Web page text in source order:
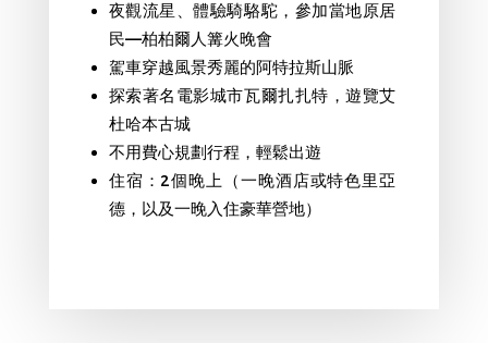
夜觀流星、體驗騎駱駝，參加當地原居
民—柏柏爾人篝火晚會
駕車穿越風景秀麗的阿特拉斯山脈
探索著名電影城市瓦爾扎扎特，遊覽艾
杜哈本古城
不用費心規劃行程，輕鬆出遊
住宿：2個晚上（一晚酒店或特色里亞
德，以及一晚入住豪華營地）